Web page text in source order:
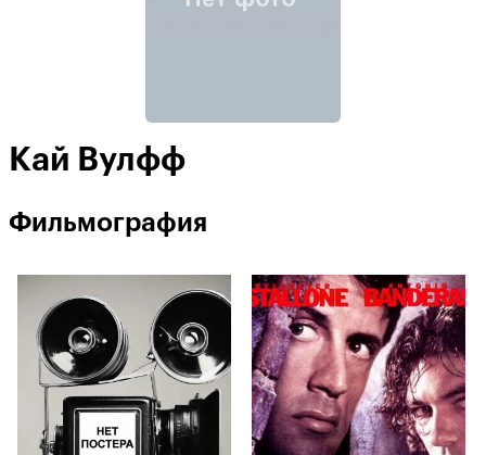
Кай Вулфф
Фильмография